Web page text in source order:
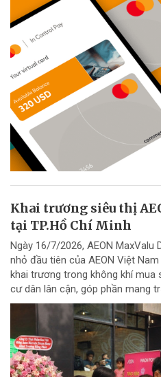
Khai trương siêu thị
tại TP.Hồ Chí Minh
Ngày 16/7/2026, AEON MaxValu
nhỏ đầu tiên của AEON Việt
khai trương trong không khí mua
cư dân lân cận, góp phần mang